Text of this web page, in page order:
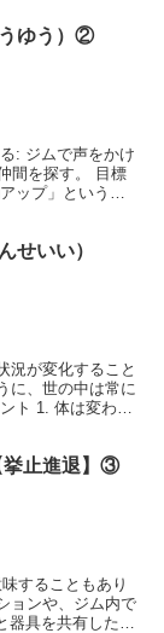
ゆう）②
: ジムで声をかけ
間を探す。 目標
ップ」という共
せいい）
況が変化すること
に、世の中は常に
ト 1. 体は変わり
挙止進退】③
することもあり
ョンや、ジム内で
器具を共有した